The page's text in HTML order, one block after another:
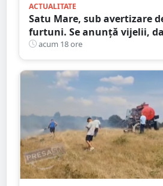
ACTUALITATE
Satu Mare, sub avertizare
furtuni. Se anunță vijelii,
ridicate. Avertizarea ANM
acum 18 ore